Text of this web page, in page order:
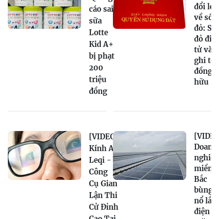
cáo sai
sữa
Lotte
Kid A+
bị phạt
200
triệu
đồng
đổi lớn
về sổ
đỏ: Sổ
đỏ
tử và
ghi tên
đồng
hữu
[VIDEO]
Kính AI
Leqi -
Công
Cụ Gian
Lận Thi
Cử Đỉnh
Doanh
nghiệp
miền
Bắc
bùng
nổ lắp
điện